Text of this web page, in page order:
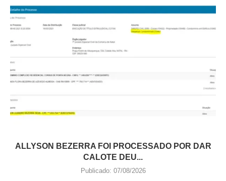
ALLYSON BEZERRA FOI PROCESSADO POR DAR
CALOTE DEU...
Publicado: 07/08/2026